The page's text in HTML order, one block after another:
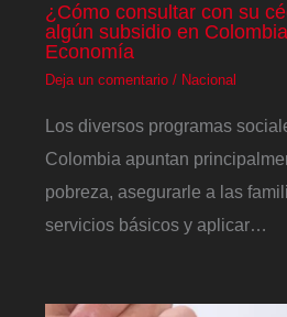
¿Cómo consultar con su
algún subsidio en
Economía
Deja un comentario / Nacional
Los diversos programas
Colombia apuntan
pobreza, asegurarle a las
servicios básicos y aplicar…